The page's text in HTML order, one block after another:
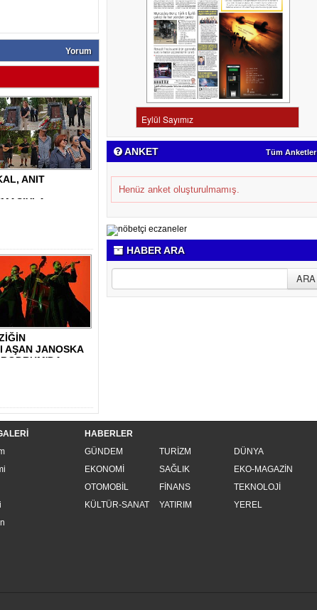
Yorum
ANIT
AŞAN JANOSKA
ANKET Tüm Anketler
Henüz anket oluşturulmamış.
HABER ARA
HABERLER
GÜNDEM
TURİZM
DÜNYA
EKONOMİ
SAĞLIK
EKO-MAGAZİN
OTOMOBİL
FİNANS
TEKNOLOJİ
KÜLTÜR-SANAT
YATIRIM YEREL